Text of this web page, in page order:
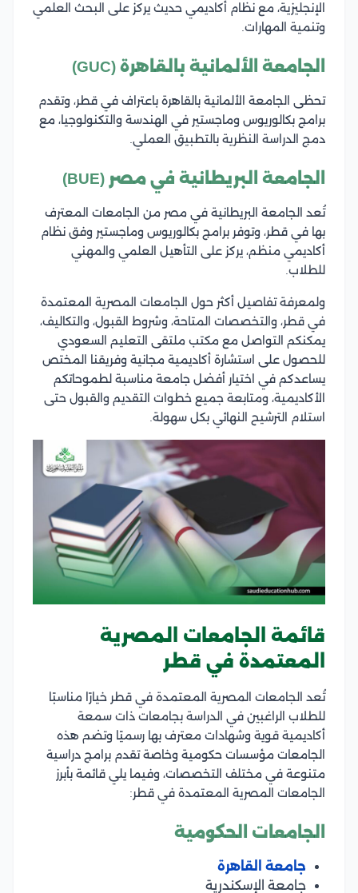
الإنجليزية، مع نظام أكاديمي حديث يركز على البحث العلمي
وتنمية المهارات.
الجامعة الألمانية بالقاهرة (GUC)
تحظى الجامعة الألمانية بالقاهرة باعتراف في قطر، وتقدم
برامج بكالوريوس وماجستير في الهندسة والتكنولوجيا، مع
دمج الدراسة النظرية بالتطبيق العملي.
الجامعة البريطانية في مصر (BUE)
تُعد الجامعة البريطانية في مصر من الجامعات المعترف
بها في قطر، وتوفر برامج بكالوريوس وماجستير وفق نظام
أكاديمي منظم، يركز على التأهيل العلمي والمهني
للطلاب.
ولمعرفة تفاصيل أكثر حول الجامعات المصرية المعتمدة
في قطر، والتخصصات المتاحة، وشروط القبول، والتكاليف،
يمكنكم التواصل مع مكتب ملتقى التعليم السعودي
للحصول على استشارة أكاديمية مجانية وفريقنا المختص
يساعدكم في اختيار أفضل جامعة مناسبة لطموحاتكم
الأكاديمية، ومتابعة جميع خطوات التقديم والقبول حتى
استلام الترشيح النهائي بكل سهولة.
قائمة الجامعات المصرية
المعتمدة في قطر
تُعد الجامعات المصرية المعتمدة في قطر خيارًا مناسبًا
للطلاب الراغبين في الدراسة بجامعات ذات سمعة
أكاديمية قوية وشهادات معترف بها رسميًا وتضم هذه
الجامعات مؤسسات حكومية وخاصة تقدم برامج دراسية
متنوعة في مختلف التخصصات، وفيما يلي قائمة بأبرز
الجامعات المصرية المعتمدة في قطر:
الجامعات الحكومية
جامعة القاهرة
جامعة الإسكندرية